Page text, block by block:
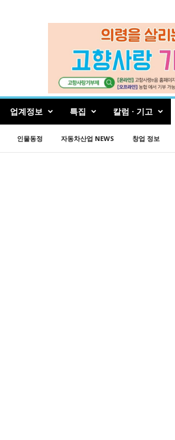
업계정보 특집 칼럼 · 기고
인물동정 자동차산업 NEWS 창업 정보